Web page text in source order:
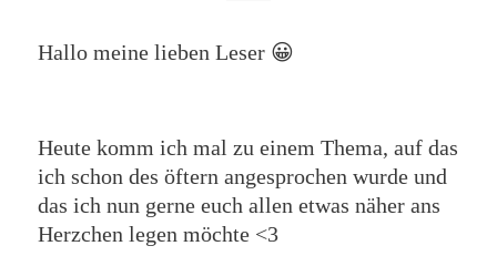
Hallo meine lieben Leser 😀
Heute komm ich mal zu einem Thema, auf das
ich schon des öftern angesprochen wurde und
das ich nun gerne euch allen etwas näher ans
Herzchen legen möchte <3